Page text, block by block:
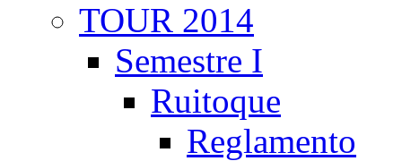
TOUR 2014
Semestre I
Ruitoque
Reglamento